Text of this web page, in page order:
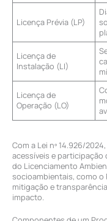
Licença Prévia (LP)
Licença de
Instalação (LI)
Licença de
Operação (LO)
Com a Lei nº 14.926/
acessíveis e participação
do Licenciamento
socioambientais, como
mitigação e
impacto.